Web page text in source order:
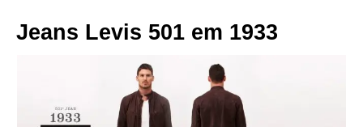
Jeans Levis 501 em 1933